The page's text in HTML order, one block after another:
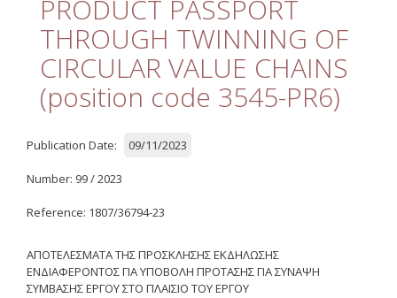
Staff
Quality
ETHICS
Useful Links
Οδηγός Διαχείρισης
(ιστορικό αρχείο)
PRODUCT PASSPORT
THROUGH TWINNING OF
CIRCULAR VALUE CHAINS
(position code 3545-PR6)
Publication Date: 09/11/2023
Number: 99 / 2023
Reference: 1807/36794-23
ΑΠΟΤΕΛΕΣΜΑΤΑ ΤΗΣ ΠΡΟΣΚΛΗΣΗΣ ΕΚΔΗΛΩΣΗΣ
ΕΝΔΙΑΦΕΡΟΝΤΟΣ ΓΙΑ ΥΠΟΒΟΛΗ ΠΡΟΤΑΣΗΣ ΓΙΑ ΣΥΝΑΨΗ
ΣΥΜΒΑΣΗΣ ΕΡΓΟΥΣΤΟ ΠΛΑΙΣΙΟ ΤΟΥΕΡΓΟΥ